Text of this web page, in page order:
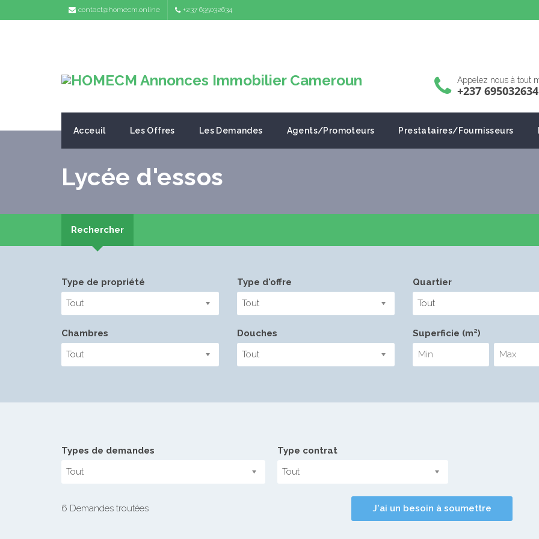
contact@homecm.online +237 695032634
Appelez nous à tout
+237 695032634
Acceuil Les Offres Les Demandes Agents/Promoteurs Prestataires/Fournisseurs
Lycée d'essos
Rechercher
Type de propriété
Tout
Type d'offre
Tout
Quartier
Tout
Chambres
Tout
Douches
Tout
Superficie (m²)
Types de demandes
Tout
Type contrat
Tout
6 Demandes troutées J'ai un besoin à soumettre